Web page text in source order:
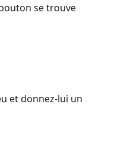
se trouve
et donnez-lui un